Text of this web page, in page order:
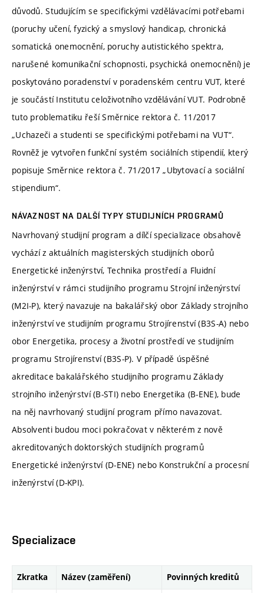
důvodů. Studujícím se specifickými vzdělávacími potřebami
(poruchy učení, fyzický a smyslový handicap, chronická
somatická onemocnění, poruchy autistického spektra,
narušené komunikační schopnosti, psychická onemocnění) je
poskytováno poradenství v poradenském centru VUT, které
je součástí Institutu celoživotního vzdělávání VUT. Podrobně
tuto problematiku řeší Směrnice rektora č. 11/2017
„Uchazeči a studenti se specifickými potřebami na VUT“.
Rovněž je vytvořen funkční systém sociálních stipendií, který
popisuje Směrnice rektora č. 71/2017 „Ubytovací a sociální
stipendium“.
NÁVAZNOST NA DALŠÍ TYPY STUDIJNÍCH PROGRAMŮ
Navrhovaný studijní program a dílčí specializace obsahově
vychází z aktuálních magisterských studijních oborů
Energetické inženýrství, Technika prostředí a Fluidní
inženýrství v rámci studijního programu Strojní inženýrství
(M2I-P), který navazuje na bakalářský obor Základy strojního
inženýrství ve studijním programu Strojírenství (B3S-A) nebo
obor Energetika, procesy a životní prostředí ve studijním
programu Strojírenství (B3S-P). V případě úspěšné
akreditace bakalářského studijního programu Základy
strojního inženýrství (B-STI) nebo Energetika (B-ENE), bude
na něj navrhovaný studijní program přímo navazovat.
Absolventi budou moci pokračovat v některém z nově
akreditovaných doktorských studijních programů
Energetické inženýrství (D-ENE) nebo Konstrukční a procesní
inženýrství (D-KPI).
Specializace
Zkratka Název (zaměření) Povinných kreditů